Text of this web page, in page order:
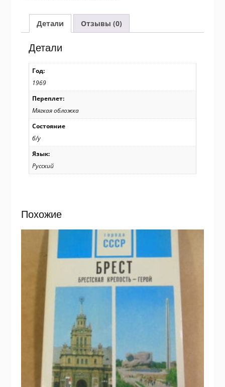
1969.
Анна
Каренина
/p104
Детали Отзывы (0)
Детали
Год:
1969
Переплет:
Мягкая обложка
Состояние
б/у
Язык:
Русский
Похожие